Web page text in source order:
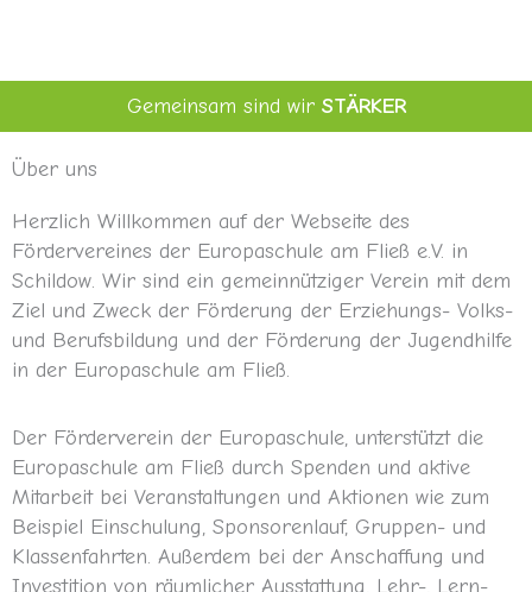
Gemeinsam sind wir STÄRKER
Über uns
Herzlich Willkommen auf der Webseite des
Fördervereines der Europaschule am Fließ e.V. in
Schildow. Wir sind ein gemeinnütziger Verein mit dem
Ziel und Zweck der Förderung der Erziehungs- Volks-
und Berufsbildung und der Förderung der Jugendhilfe
in der Europaschule am Fließ.
Der Förderverein der Europaschule, unterstützt die
Europaschule am Fließ durch Spenden und aktive
Mitarbeit bei Veranstaltungen und Aktionen wie zum
Beispiel Einschulung, Sponsorenlauf, Gruppen- und
Klassenfahrten. Außerdem bei der Anschaffung und